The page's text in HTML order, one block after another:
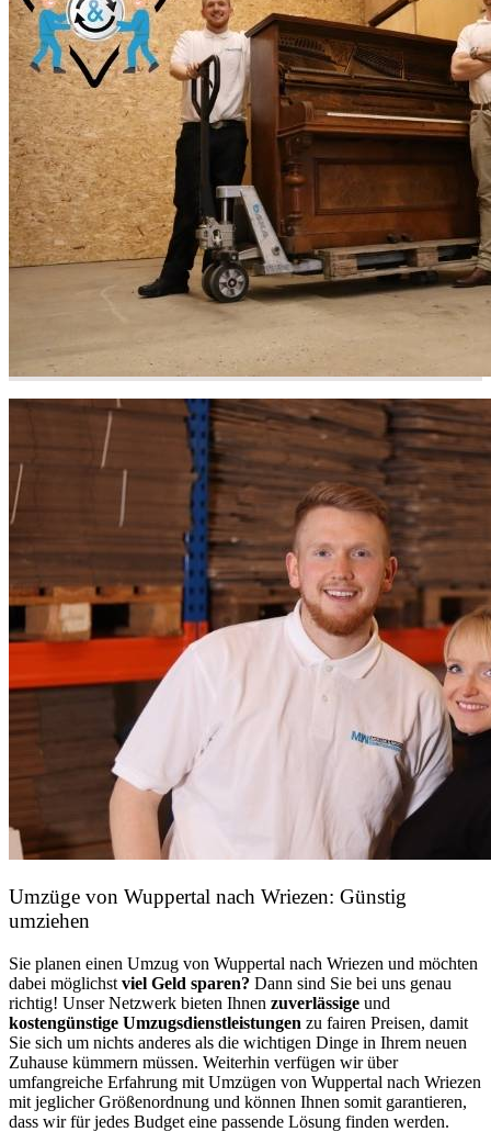
Umzüge von Wuppertal nach Wriezen: Günstig
umziehen
Sie planen einen Umzug von Wuppertal nach Wriezen und möchten
dabei möglichst viel Geld sparen? Dann sind Sie bei uns genau
richtig! Unser Netzwerk bieten Ihnen zuverlässige und
kostengünstige Umzugsdienstleistungen zu fairen Preisen, damit
Sie sich um nichts anderes als die wichtigen Dinge in Ihrem neuen
Zuhause kümmern müssen. Weiterhin verfügen wir über
umfangreiche Erfahrung mit Umzügen von Wuppertal nach Wriezen
mit jeglicher Größenordnung und können Ihnen somit garantieren,
dass wir für jedes Budget eine passende Lösung finden werden.